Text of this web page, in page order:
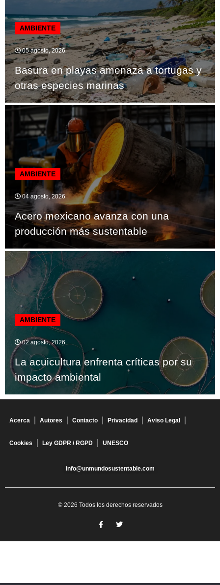
AMBIENTE
05 agosto, 2026
Basura en playas amenaza a tortugas y
otras especies marinas
AMBIENTE
04 agosto, 2026
Acero mexicano avanza con una
producción más sustentable
AMBIENTE
02 agosto, 2026
La acuicultura enfrenta críticas por su
impacto ambiental
Acerca Autores Contacto Privacidad Aviso Legal
Cookies Ley GDPR / RGPD UNESCO
info@unmundosustentable.com
© 2026 Todos los derechos reservados